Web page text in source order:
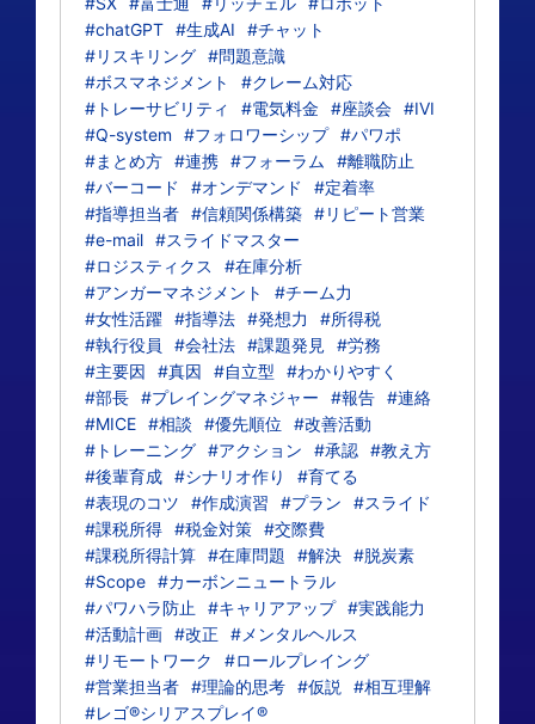
#chatGPT #生成AI
#チャット
#リスキリング #問題意識
#ボスマネジメント
#クレーム対応
#トレーサビリティ
#電気料金 #座談会 #IVI
#Q-system
#フォロワーシップ #パワポ
#まとめ方 #連携 #フォーラム
#離職防止
#バーコード
#オンデマンド
#定着率
#指導担当者 #信頼関係構築 #リピート営業
#e-mail #スライドマスター
#ロジスティクス
#在庫分析
#アンガーマネジメント
#チーム力
#女性活躍 #指導法 #発想力
#所得税
#執行役員
#会社法 #課題発見
#労務
#主要因
#真因 #自立型
#わかりやすく
#部長 #プレイングマネジャー #報告 #連絡
#MICE #相談 #優先順位
#改善活動
#トレーニング #アクション #承認 #教え方
#後輩育成 #シナリオ作り
#育てる
#表現のコツ
#作成演習 #プラン
#スライド
#課税所得 #税金対策 #交際費
#課税所得計算 #在庫問題 #解決 #脱炭素
#Scope #カーボンニュートラル
#パワハラ防止
#キャリアアップ #実践能力
#活動計画 #改正
#メンタルヘルス
#リモートワーク
#ロールプレイング
#営業担当者 #理論的思考 #仮説
#相互理解
#レゴ®シリアスプレイ®